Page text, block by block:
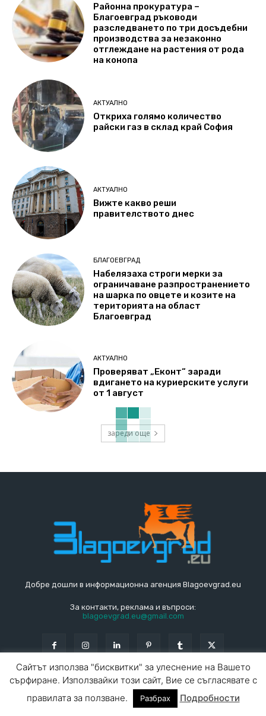
Районна прокуратура –
Благоевград ръководи
разследването по три досъдебни
производства за незаконно
отглеждане на растения от рода
на конопа
АКТУАЛНО
Откриха голямо количество
райски газ в склад край София
АКТУАЛНО
Вижте какво реши
правителството днес
БЛАГОЕВГРАД
Набелязаха строги мерки за
ограничаване разпространението
на шарка по овцете и козите на
територията на област
Благоевград
АКТУАЛНО
Проверяват „Еконт“ заради
вдигането на куриерските услуги
от 1 август
зареди още
Добре дошли в информационна агенция Blagoevgrad.eu
За контакти, реклама и въпроси:
blagoevgrad.eu@gmail.com
© Blagoevgrad.EU 2010 - 2026 Общи условия |
СПРАВОЧНИК
Сайтът използва "бисквитки" за улеснение на Вашето
сърфиране. Използвайки този сайт, Вие се съгласявате с
правилата за ползване.
Разбрах Подробности